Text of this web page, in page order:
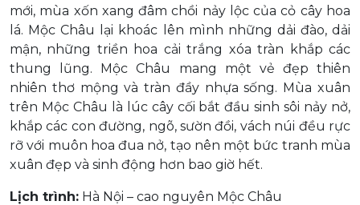
mới, mùa xốn xang đâm chồi nảy lộc của cỏ cây hoa
lá. Mộc Châu lại khoác lên mình những dải đào, dải
mận, những triền hoa cải trắng xóa tràn khắp các
thung lũng. Mộc Châu mang một vẻ đẹp thiên
nhiên thơ mộng và tràn đầy nhựa sống. Mùa xuân
trên Mộc Châu là lúc cây cối bắt đầu sinh sôi nảy nở,
khắp các con đường, ngõ, sườn đồi, vách núi đều rực
rỡ với muôn hoa đua nở, tạo nên một bức tranh mùa
xuân đẹp và sinh động hơn bao giờ hết.
Lịch trình: Hà Nội – cao nguyên Mộc Châu